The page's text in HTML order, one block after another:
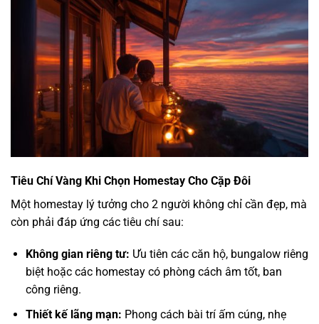
Tiêu Chí Vàng Khi Chọn Homestay Cho Cặp Đôi
Một homestay lý tưởng cho 2 người không chỉ cần đẹp, mà
còn phải đáp ứng các tiêu chí sau:
Không gian riêng tư: Ưu tiên các căn hộ, bungalow riêng
biệt hoặc các homestay có phòng cách âm tốt, ban
công riêng.
Thiết kế lãng mạn: Phong cách bài trí ấm cúng, nhẹ